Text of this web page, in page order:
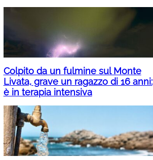
Colpito da un fulmine sul Monte
Livata, grave un ragazzo di 16 anni:
è in terapia intensiva